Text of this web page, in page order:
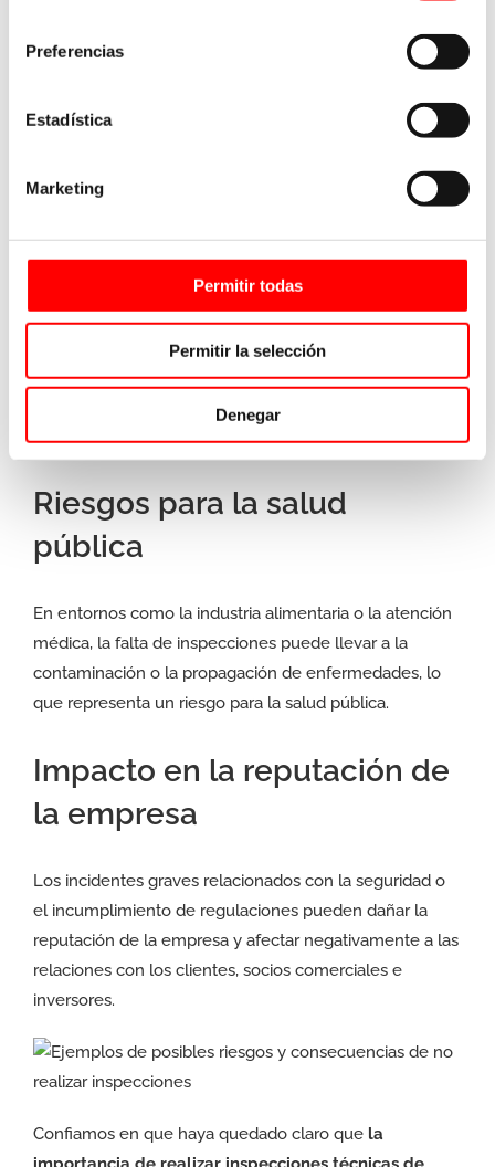
Preferencias
Estadística
Marketing
Permitir todas
Permitir la selección
Denegar
incumplimiento de regulaciones de seguridad y sus
incumplimiento puede dañar la reputación de la
Impacto en el medio
ambiente
La falta de inspecciones en determinadas instalaciones
industriales puede resultar en fugas de productos
químicos, derrames de petróleo u otros incidentes que
causen daños al medio ambiente y a los ecosistemas
locales.
Riesgos para la salud
pública
En entornos como la industria alimentaria o la atención
médica, la falta de inspecciones puede llevar a la
contaminación o la propagación de enfermedades, lo
que representa un riesgo para la salud pública.
Impacto en la reputación de
la empresa
Los incidentes graves relacionados con la seguridad o
el incumplimiento de regulaciones pueden dañar la
reputación de la empresa y afectar negativamente a las
relaciones con los clientes, socios comerciales e
inversores.
Confiamos en que haya quedado claro que la